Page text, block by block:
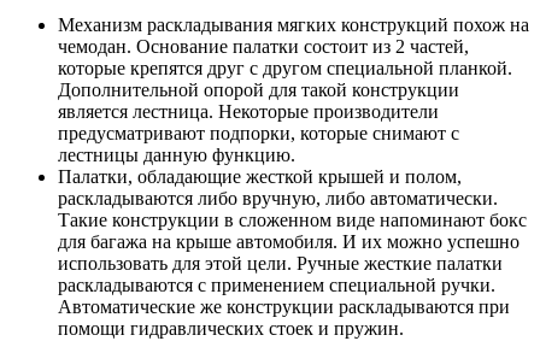
Механизм раскладывания мягких конструкций похож на
чемодан. Основание палатки состоит из 2 частей,
которые крепятся друг с другом специальной планкой.
Дополнительной опорой для такой конструкции
является лестница. Некоторые производители
предусматривают подпорки, которые снимают с
лестницы данную функцию.
Палатки, обладающие жесткой крышей и полом,
раскладываются либо вручную, либо автоматически.
Такие конструкции в сложенном виде напоминают бокс
для багажа на крыше автомобиля. И их можно успешно
использовать для этой цели. Ручные жесткие палатки
раскладываются с применением специальной ручки.
Автоматические же конструкции раскладываются при
помощи гидравлических стоек и пружин.